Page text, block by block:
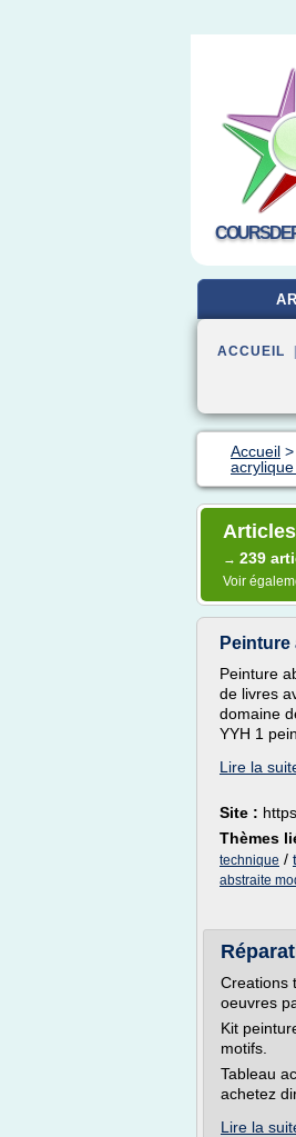
ACCUEIL
Accueil >
→ 239
Voir
Peinture
de livres
domaine
YYH 1
Lire la
Site :
Thèmes
technique /
abstraite
Creations
oeuvres
Kit
motifs.
Tableau
achetez
Lire la